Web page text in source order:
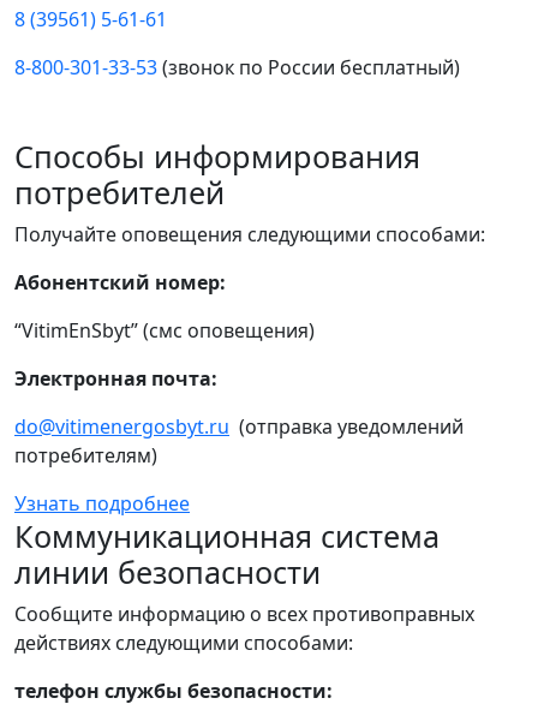
8 (39561) 5-61-61
8-800-301-33-53(звонок по России бесплатный)
Способы информирования
потребителей
Получайте оповещения следующими способами:
Абонентский номер:
“VitimEnSbyt” (смс оповещения)
Электронная почта:
do@vitimenergosbyt.ru (отправка уведомлений
потребителям)
Узнать подробнее
Коммуникационная система
линии безопасности
Сообщите информацию о всех противоправных
действиях следующими способами:
телефон службы безопасности: